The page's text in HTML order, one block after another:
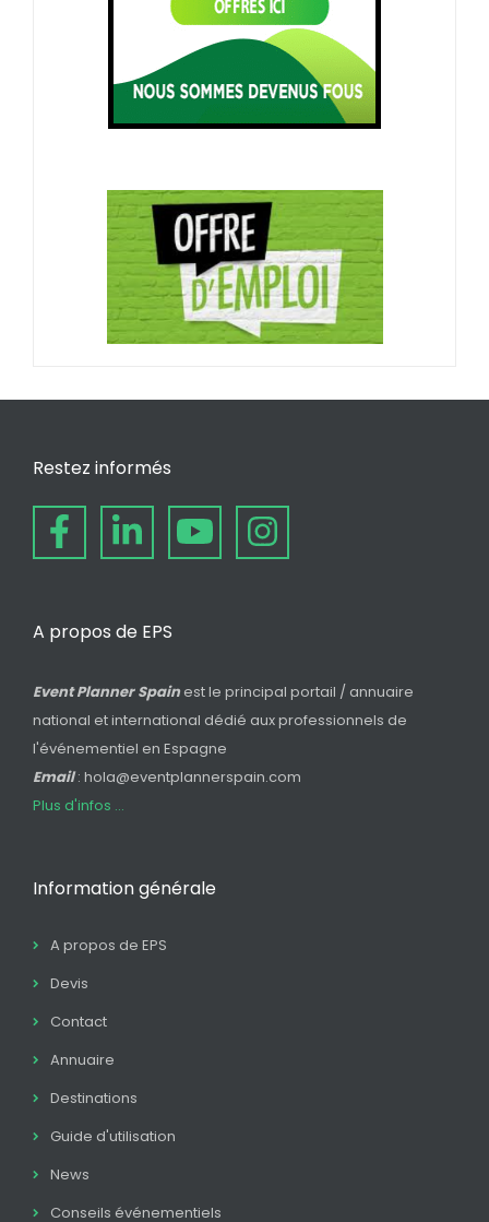
Restez informés
A propos de EPS
Event Planner Spain est le principal portail / annuaire
national et international dédié aux professionnels de
l'événementiel en Espagne
Email: hola@eventplannerspain.com
Plus d'infos ...
Information générale
A propos de EPS
Devis
Contact
Annuaire
Destinations
Guide d'utilisation
News
Conseils événementiels